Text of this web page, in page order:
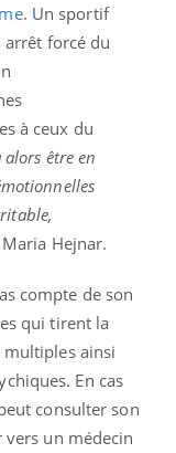
. Un sportif
forcé du
à ceux du
alors être en
Hejnar.
compte de son
qui tirent la
multiples ainsi
En cas
consulter son
un médecin